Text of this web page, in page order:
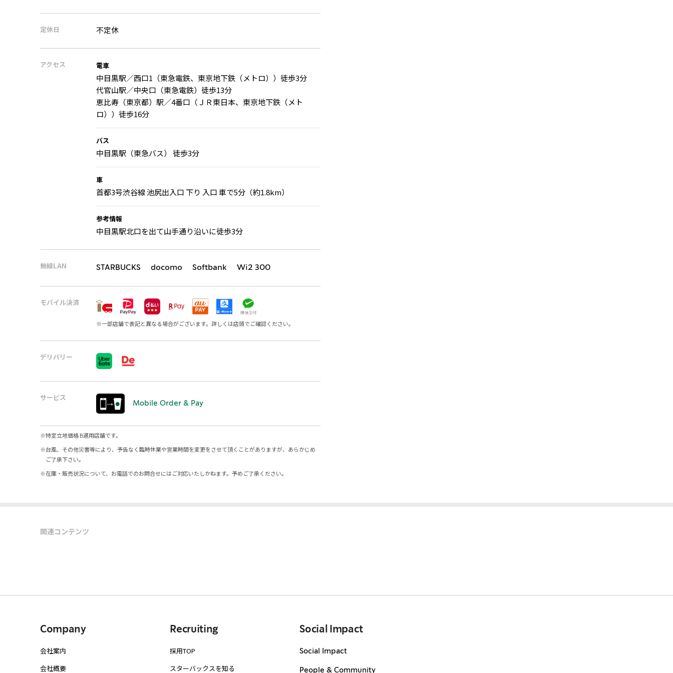
定休日 不定休
アクセス 電車
中目黒駅／西口1（東急電鉄、東京地下鉄（メトロ））徒歩3分
代官山駅／中央口（東急電鉄）徒歩13分
恵比寿（東京都）駅／4番口（ＪＲ東日本、東京地下鉄（メト
ロ））徒歩16分
バス
中目黒駅（東急バス） 徒歩3分
車
首都3号渋谷線 池尻出入口 下り 入口 車で5分（約1.8km）
参考情報
中目黒駅北口を出て山手通り沿いに徒歩3分
無線LAN STARBUCKS docomo Softbank Wi2 300
モバイル決済
※一部店舗で表記と異なる場合がございます。詳しくは店頭でご確認ください。
デリバリー
サービス
Mobile Order & Pay
※特定立地価格 B適用店舗です。
※台風、その他災害等により、予告なく臨時休業や営業時間を変更をさせて頂くことがありますが、あらかじめ
ご了承下さい。
※在庫・販売状況について、お電話でのお問合せにはご対応いたしかねます。予めご了承ください。
関連コンテンツ
Company
会社案内
会社概要
Recruiting
採用TOP
スターバックスを知る
Social Impact
Social Impact
People & Community